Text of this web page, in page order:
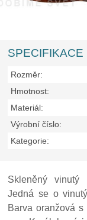
SPECIFIKACE
Rozměr:
Hmotnost:
Materiál:
Výrobní číslo:
Kategorie:
Skleněný vinutý
Jedná se o
Barva oranžová